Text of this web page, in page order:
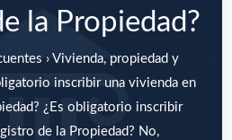
la Propiedad?
› Vivienda, propiedad y
inscribir una vivienda en
¿Es obligatorio inscribir
de la Propiedad? No,